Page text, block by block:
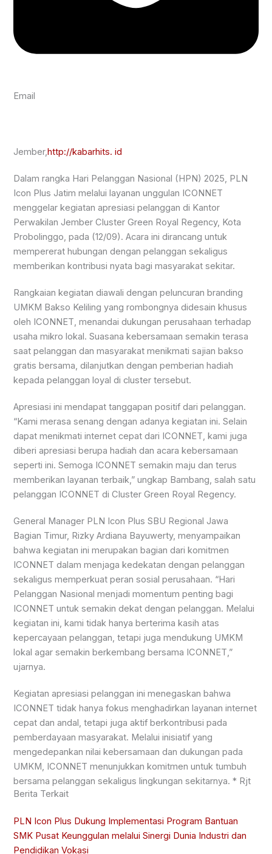
Email
Jember,http://kabarhits. id
Dalam rangka Hari Pelanggan Nasional (HPN) 2025, PLN
Icon Plus Jatim melalui layanan unggulan ICONNET
menggelar kegiatan apresiasi pelanggan di Kantor
Perwakilan Jember Cluster Green Royal Regency, Kota
Probolinggo, pada (12/09). Acara ini dirancang untuk
mempererat hubungan dengan pelanggan sekaligus
memberikan kontribusi nyata bagi masyarakat sekitar.
Rangkaian kegiatan diawali dengan peluncuran branding
UMKM Bakso Keliling yang rombongnya didesain khusus
oleh ICONNET, menandai dukungan perusahaan terhadap
usaha mikro lokal. Suasana kebersamaan semakin terasa
saat pelanggan dan masyarakat menikmati sajian bakso
gratis bersama, dilanjutkan dengan pemberian hadiah
kepada pelanggan loyal di cluster tersebut.
Apresiasi ini mendapat tanggapan positif dari pelanggan.
“Kami merasa senang dengan adanya kegiatan ini. Selain
dapat menikmati internet cepat dari ICONNET, kami juga
diberi apresiasi berupa hadiah dan acara kebersamaan
seperti ini. Semoga ICONNET semakin maju dan terus
memberikan layanan terbaik,” ungkap Bambang, salah satu
pelanggan ICONNET di Cluster Green Royal Regency.
General Manager PLN Icon Plus SBU Regional Jawa
Bagian Timur, Rizky Ardiana Bayuwerty, menyampaikan
bahwa kegiatan ini merupakan bagian dari komitmen
ICONNET dalam menjaga kedekatan dengan pelanggan
sekaligus memperkuat peran sosial perusahaan. “Hari
Pelanggan Nasional menjadi momentum penting bagi
ICONNET untuk semakin dekat dengan pelanggan. Melalui
kegiatan ini, kami tidak hanya berterima kasih atas
kepercayaan pelanggan, tetapi juga mendukung UMKM
lokal agar semakin berkembang bersama ICONNET,”
ujarnya.
Kegiatan apresiasi pelanggan ini menegaskan bahwa
ICONNET tidak hanya fokus menghadirkan layanan internet
cepat dan andal, tetapi juga aktif berkontribusi pada
pemberdayaan masyarakat. Melalui inisiatif yang
mengedepankan nilai kebersamaan dan dukungan pada
UMKM, ICONNET menunjukkan komitmen untuk tumbuh
bersama pelanggan sekaligus lingkungan sekitarnya. * Rjt
Berita Terkait
PLN Icon Plus Dukung Implementasi Program Bantuan
SMK Pusat Keunggulan melalui Sinergi Dunia Industri dan
Pendidikan Vokasi